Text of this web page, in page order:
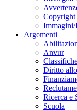
Copyright
Immagini/
Argomenti
Anvur
Diritto
Ricerca e
Scuola